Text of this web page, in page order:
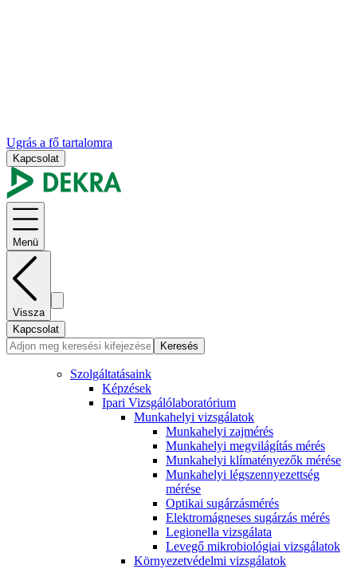
Ugrás a fő tartalomra
Kapcsolat
Menü
Vissza
Kapcsolat
Keresés
Szolgáltatásaink
Képzések
Ipari Vizsgálólaboratórium
Munkahelyi vizsgálatok
Munkahelyi zajmérés
Munkahelyi megvilágítás mérés
Munkahelyi klímatényezők mérése
Munkahelyi légszennyezettség
mérése
Optikai sugárzásmérés
Elektromágneses sugárzás mérés
Legionella vizsgálata
Levegő mikrobiológiai vizsgálatok
Környezetvédelmi vizsgálatok